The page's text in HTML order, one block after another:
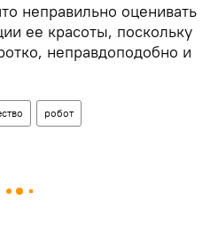
неправильно оценивать
ее красоты, поскольку
неправдоподобно и
робот